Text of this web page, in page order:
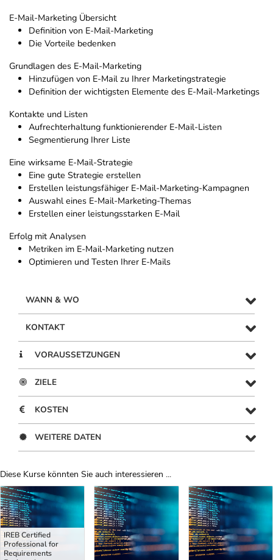
E-Mail-Marketing Übersicht
Definition von E-Mail-Marketing
Die Vorteile bedenken
Grundlagen des E-Mail-Marketing
Hinzufügen von E-Mail zu Ihrer Marketingstrategie
Definition der wichtigsten Elemente des E-Mail-Marketings
Kontakte und Listen
Aufrechterhaltung funktionierender E-Mail-Listen
Segmentierung Ihrer Liste
Eine wirksame E-Mail-Strategie
Eine gute Strategie erstellen
Erstellen leistungsfähiger E-Mail-Marketing-Kampagnen
Auswahl eines E-Mail-Marketing-Themas
Erstellen einer leistungsstarken E-Mail
Erfolg mit Analysen
Metriken im E-Mail-Marketing nutzen
Optimieren und Testen Ihrer E-Mails
WANN & WO
KONTAKT
VORAUSSETZUNGEN
ZIELE
KOSTEN
WEITERE DATEN
Diese Kurse könnten Sie auch interessieren ...
Uber Weiterbildungsvorschläge
IREB Certified
Professional for
Requirements